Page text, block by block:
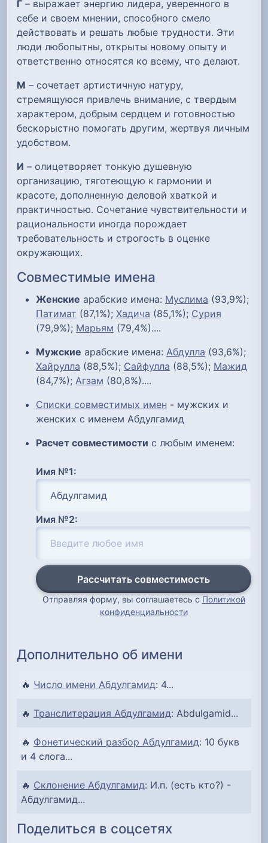
Г – выражает энергию лидера, уверенного в
себе и своем мнении, способного смело
действовать и решать любые трудности. Эти
люди любопытны, открыты новому опыту и
ответственно относятся ко всему, что делают.
М – сочетает артистичную натуру,
стремящуюся привлечь внимание, с твердым
характером, добрым сердцем и готовностью
бескорыстно помогать другим, жертвуя личным
удобством.
И – олицетворяет тонкую душевную
организацию, тяготеющую к гармонии и
красоте, дополненную деловой хваткой и
практичностью. Сочетание чувствительности и
рациональности иногда порождает
требовательность и строгость в оценке
окружающих.
Совместимые имена
Женские арабские имена: Муслима (93,9%);
Патимат (87,1%); Хадича (85,1%); Сурия
(79,9%); Марьям (79,4%)....
Мужские арабские имена: Абдулла (93,6%);
Хайрулла (88,5%); Сайфулла (88,5%); Мажид
(84,7%); Агзам (80,8%)....
Списки совместимых имен - мужских и
женских с именем Абдулгамид
Расчет совместимости с любым именем:
Имя №1:
Имя №2:
Рассчитать совместимость
Отправляя форму, вы соглашаетесь с Политикой
конфиденциальности
Дополнительно об имени
🔥 Число имени Абдулгамид: 4...
🔥 Транслитерация Абдулгамид: Abdulgamid...
🔥 Фонетический разбор Абдулгамид: 10 букв
и 4 слога...
🔥 Склонение Абдулгамид: И.п. (есть кто?) -
Абдулгамид...
Поделиться в соцсетях